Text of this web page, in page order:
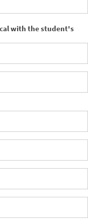
with the student's